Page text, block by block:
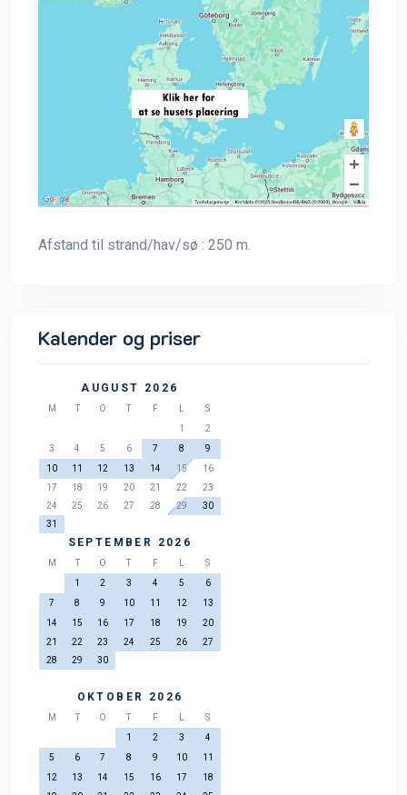
Afstand til strand/hav/sø : 250 m.
Kalender og priser
AUGUST 2026
M T O T F
S
1
2
3
4 5 6 7 8
9
10
11 12 13 14 15
16
17
18 19 20 21 22
23
24
25 26 27 28 29
30
31
SEPTEMBER 2026
M T O T F
S
1
2 3 4 5
6
7
8 9 10 11 12
13
14
15 16 17 18 19
20
21
22 23 24 25 26
27
28
29 30
OKTOBER 2026
M T O T F
S
1
2 3
4
5
6 7 8 9 10
11
12
13 14 15 16 17
18